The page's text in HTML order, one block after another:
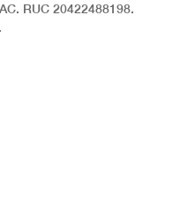
RUC 20422488198.